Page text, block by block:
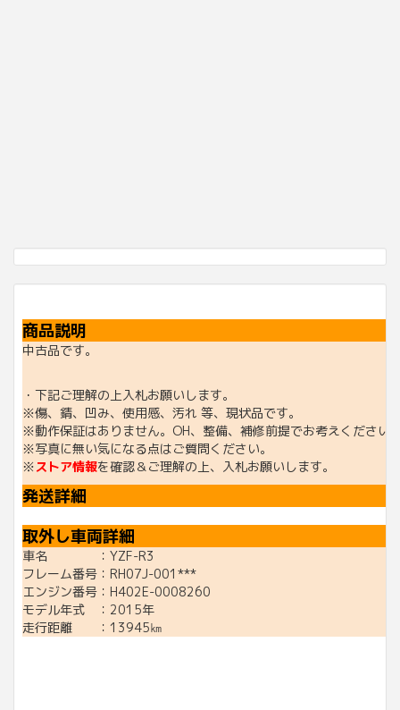
商品説明
中古品です。
・下記ご理解の上入札お願いします。
※傷、錆、凹み、使用感、汚れ 等、現状品です。
※動作保証はありません。OH、整備、補修前提でお考えください
※写真に無い気になる点はご質問ください。
※ストア情報を確認＆ご理解の上、入札お願いします。
発送詳細
取外し車両詳細
車名 ：YZF-R3
フレーム番号：RH07J-001***
エンジン番号：H402E-0008260
モデル年式 ：2015年
走行距離 ：13945㎞